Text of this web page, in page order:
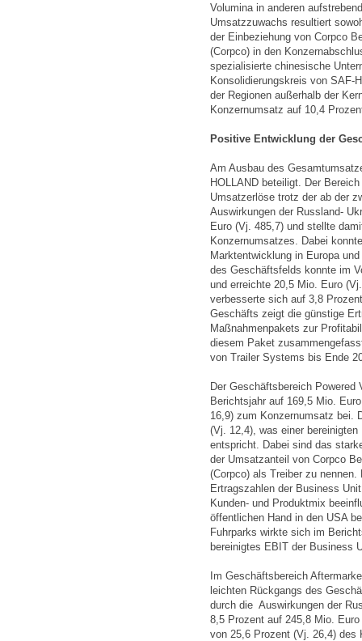
Volumina in anderen
Umsatzzuwachs resultiert
der Einbeziehung von Corpco
(Corpco) in den
spezialisierte chinesische
Konsolidierungskreis von SAF-
der Regionen außerhalb der
Konzernumsatz auf 10,4
Positive Entwicklung der
Am Ausbau des
HOLLAND beteiligt. Der
Umsatzerlöse trotz der ab der
Auswirkungen der Russland-
Euro (Vj. 485,7) und stellte
Konzernumsatzes. Dabei
Marktentwicklung in Europa
des Geschäftsfelds konnte im
und erreichte 20,5 Mio. Euro
verbesserte sich auf 3,8
Geschäfts zeigt die günstige
Maßnahmenpakets zur
diesem Paket
von Trailer Systems bis Ende
Der Geschäftsbereich
Berichtsjahr auf 169,5 Mio.
16,9) zum Konzernumsatz bei.
(Vj. 12,4), was einer
entspricht. Dabei sind das
der Umsatzanteil von Corpco
(Corpco) als Treiber zu
Ertragszahlen der Business
Kunden- und Produktmix
öffentlichen Hand in den USA
Fuhrparks wirkte sich im
bereinigtes EBIT der Business
Im Geschäftsbereich
leichten Rückgangs des
durch die Auswirkungen der
8,5 Prozent auf 245,8 Mio.
von 25,6 Prozent (Vj. 26,4) des